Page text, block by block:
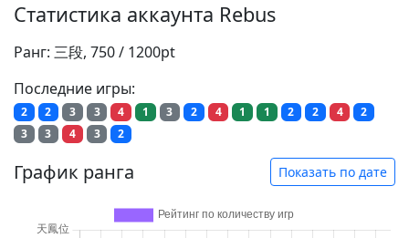
Статистика аккаунта Rebus
Ранг: 三段, 750 / 1200pt
Последние игры:
2 2 3 3 4 1 3 2 4 1 1 2 2 4
2
3
3 4 3 2
График ранга Показать по дате